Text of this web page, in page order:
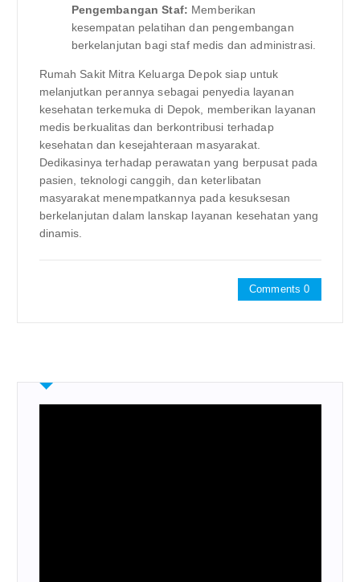
Pengembangan Staf: Memberikan
kesempatan pelatihan dan pengembangan
berkelanjutan bagi staf medis dan administrasi.
Rumah Sakit Mitra Keluarga Depok siap untuk
melanjutkan perannya sebagai penyedia layanan
kesehatan terkemuka di Depok, memberikan layanan
medis berkualitas dan berkontribusi terhadap
kesehatan dan kesejahteraan masyarakat.
Dedikasinya terhadap perawatan yang berpusat pada
pasien, teknologi canggih, dan keterlibatan
masyarakat menempatkannya pada kesuksesan
berkelanjutan dalam lanskap layanan kesehatan yang
dinamis.
Comments 0